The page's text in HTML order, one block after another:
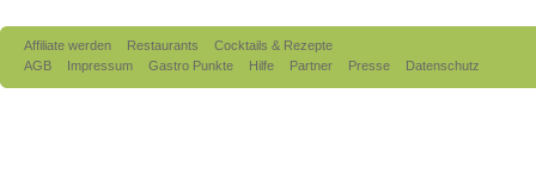
Affiliate werden Restaurants
Cocktails & Rezepte
AGB
Impressum Gastro Punkte Hilfe Partner Presse Datenschutz